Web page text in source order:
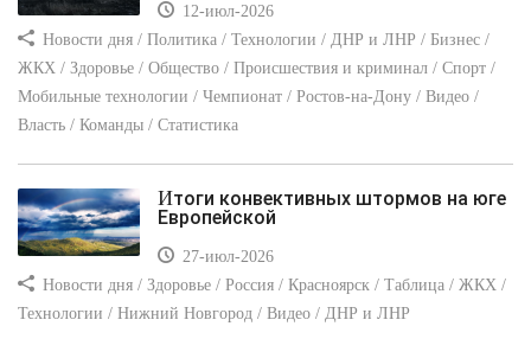
12-июл-2026
Новости дня / Политика / Технологии / ДНР и ЛНР / Бизнес /
ЖКХ / Здоровье / Общество / Происшествия и криминал / Спорт /
Мобильные технологии / Чемпионат / Ростов-на-Дону / Видео /
Власть / Команды / Статистика
Итоги конвективных штормов на юге
Европейской
27-июл-2026
Новости дня / Здоровье / Россия / Красноярск / Таблица / ЖКХ /
Технологии / Нижний Новгород / Видео / ДНР и ЛНР